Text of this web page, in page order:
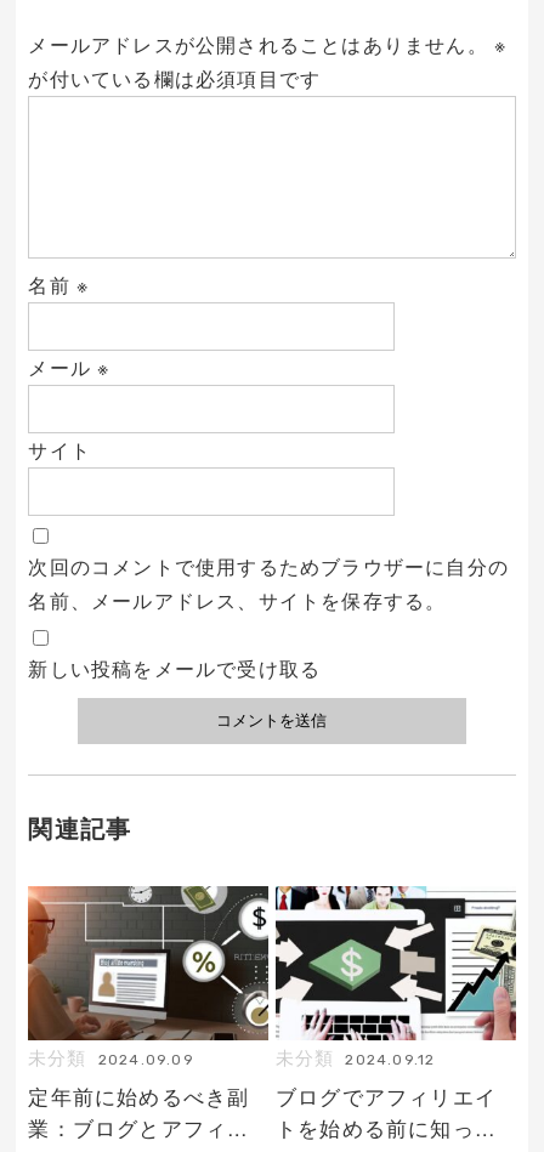
メールアドレスが公開されることはありません。
※
が付いている欄は必須項目です
名前※
メール※
サイト
次回のコメントで使用するためブラウザーに自分の
名前、メールアドレス、サイトを保存する。
新しい投稿をメールで受け取る
関連記事
未分類 2024.09.09
定年前に始めるべき副
業：ブログとアフィリ
未分類 2024.09.12
ブログでアフィリエイ
トを始める前に知って